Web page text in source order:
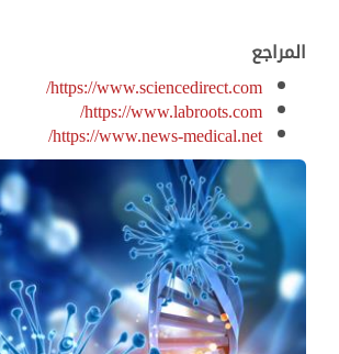
المراجع
https://www.sciencedirect.com/
https://www.labroots.com/
https://www.news-medical.net/